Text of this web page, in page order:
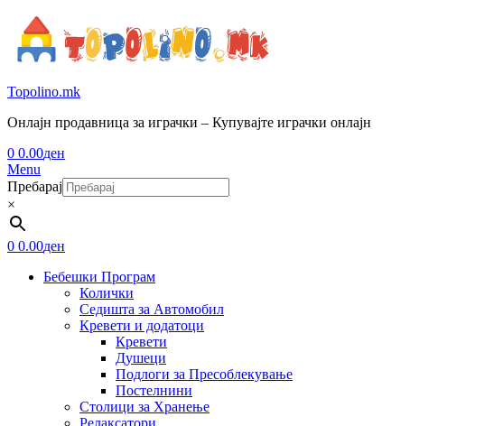
Topolino.mk
Онлајн продавница за играчки – Купувајте играчки онлајн
0 0.00ден
Menu
Пребарај
×
0 0.00ден
Бебешки Програм
Колички
Седишта за Автомобил
Кревети и додатоци
Кревети
Душеци
Подлоги за Пресоблекување
Постелнини
Столици за Хранење
Релаксатори